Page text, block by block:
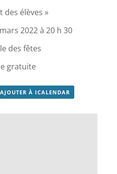
des élèves »
2022 à 20 h 30
des fêtes
gratuite
À ICALENDAR